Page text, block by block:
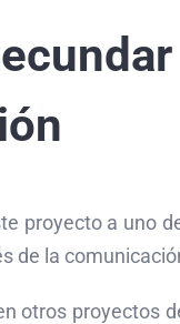
proyecto a uno
de la
otros proyectos